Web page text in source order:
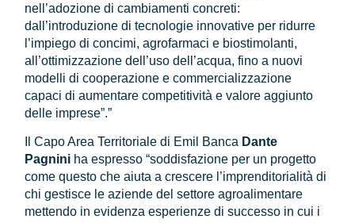
nell’adozione di cambiamenti concreti:
dall’introduzione di tecnologie innovative per ridurre
l’impiego di concimi, agrofarmaci e biostimolanti,
all’ottimizzazione dell’uso dell’acqua, fino a nuovi
modelli di cooperazione e commercializzazione
capaci di aumentare competitività e valore aggiunto
delle imprese”.”
Il Capo Area Territoriale di Emil Banca Dante
Pagnini ha espresso “soddisfazione per un progetto
come questo che aiuta a crescere l’imprenditorialità di
chi gestisce le aziende del settore agroalimentare
mettendo in evidenza esperienze di successo in cui i